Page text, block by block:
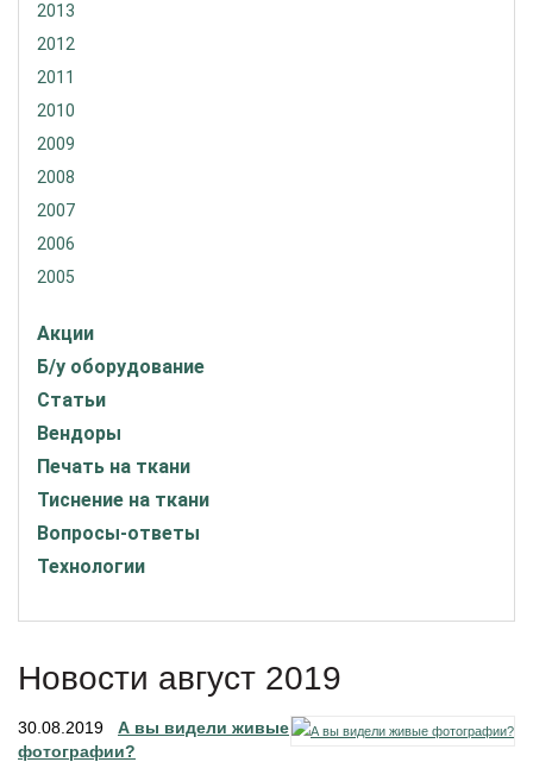
2013
2012
2011
2010
2009
2008
2007
2006
2005
Акции
Б/у оборудование
Статьи
Вендоры
Печать на ткани
Тиснение на ткани
Вопросы-ответы
Технологии
Новости август 2019
30.08.2019 А вы видели живые
фотографии?